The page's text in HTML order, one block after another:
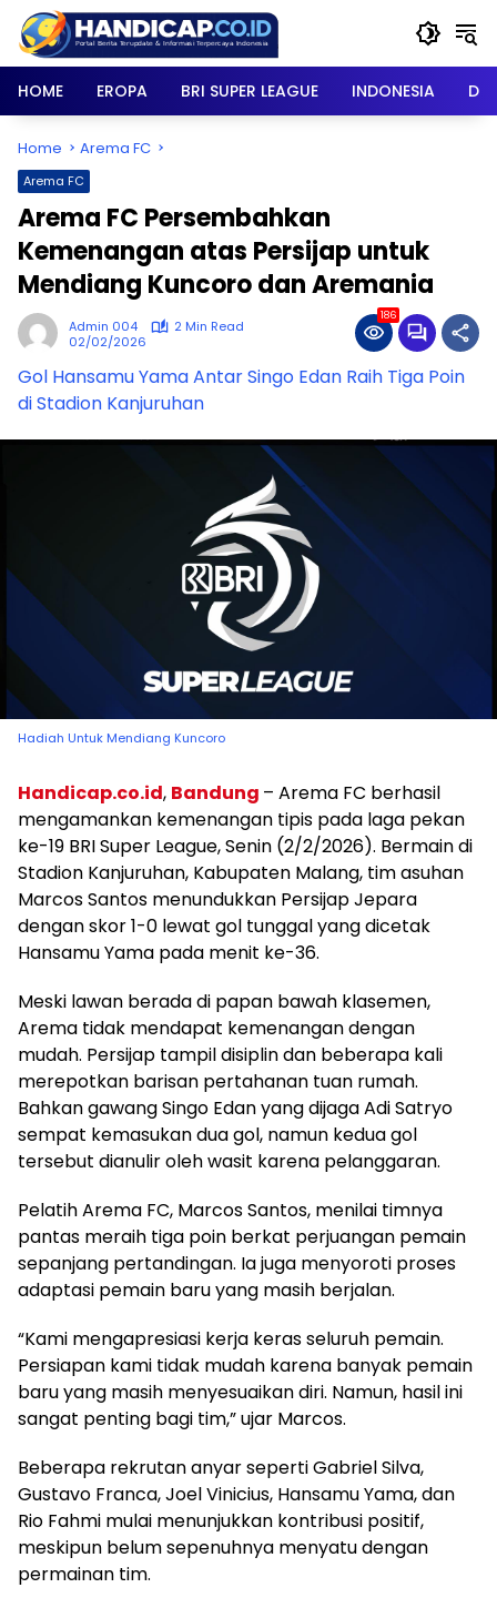
content
HOME
EROPA BRI SUPER LEAGUE INDONESIA
Home Arema FC
Arema FC
Arema FC Persembahkan
Kemenangan atas Persijap untuk
Mendiang Kuncoro dan Aremania
Admin 004
2 Min Read
02/02/2026
186
Gol Hansamu Yama Antar Singo Edan Raih Tiga Poin
di Stadion Kanjuruhan
Hadiah Untuk Mendiang Kuncoro
Handicap.co.id, Bandung – Arema FC berhasil
mengamankan kemenangan tipis pada laga pekan
ke-19 BRI Super League, Senin (2/2/2026). Bermain di
Stadion Kanjuruhan, Kabupaten Malang, tim asuhan
Marcos Santos menundukkan Persijap Jepara
dengan skor 1-0 lewat gol tunggal yang dicetak
Hansamu Yama pada menit ke-36.
Meski lawan berada di papan bawah klasemen,
Arema tidak mendapat kemenangan dengan
mudah. Persijap tampil disiplin dan beberapa kali
merepotkan barisan pertahanan tuan rumah.
Bahkan gawang Singo Edan yang dijaga Adi Satryo
sempat kemasukan dua gol, namun kedua gol
tersebut dianulir oleh wasit karena pelanggaran.
Pelatih Arema FC, Marcos Santos, menilai timnya
pantas meraih tiga poin berkat perjuangan pemain
sepanjang pertandingan. Ia juga menyoroti proses
adaptasi pemain baru yang masih berjalan.
“Kami mengapresiasi kerja keras seluruh pemain.
Persiapan kami tidak mudah karena banyak pemain
baru yang masih menyesuaikan diri. Namun, hasil ini
sangat penting bagi tim,” ujar Marcos.
Beberapa rekrutan anyar seperti Gabriel Silva,
Gustavo Franca, Joel Vinicius, Hansamu Yama, dan
Rio Fahmi mulai menunjukkan kontribusi positif,
meskipun belum sepenuhnya menyatu dengan
permainan tim.